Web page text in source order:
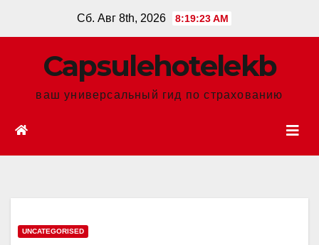
Сб. Авг 8th, 2026 8:19:24 AM
Сapsulehotelekb
ваш универсальный гид по страхованию
UNCATEGORISED